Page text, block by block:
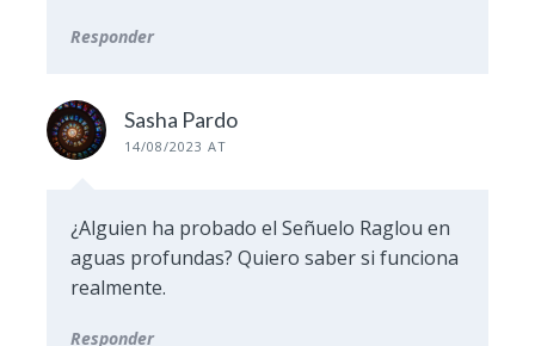
Responder
Sasha Pardo
14/08/2023 AT
¿Alguien ha probado el Señuelo Raglou en
aguas profundas? Quiero saber si funciona
realmente.
Responder